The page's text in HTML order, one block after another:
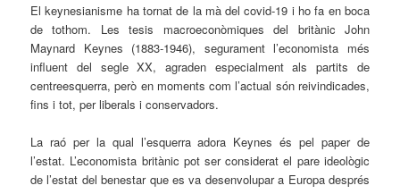
El keynesianisme ha tornat de la mà del covid-19 i ho fa en boca
de tothom. Les tesis macroeconòmiques del britànic John
Maynard Keynes (1883-1946), segurament l’economista més
influent del segle XX, agraden especialment als partits de
centreesquerra, però en moments com l’actual són reivindicades,
fins i tot, per liberals i conservadors.
La raó per la qual l’esquerra adora Keynes és pel paper de
l’estat. L’economista britànic pot ser considerat el pare ideològic
de l’estat del benestar que es va desenvolupar a Europa després